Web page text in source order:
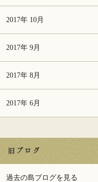
2017年 10月
2017年 9月
2017年 8月
2017年 6月
旧ブログ
過去の島ブログを見る